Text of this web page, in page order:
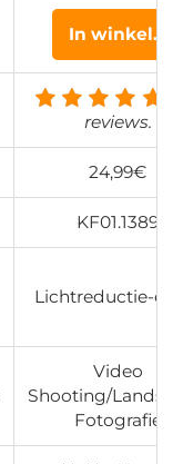
nsity Filter met
en Nanocoating
Poetsdoekjes -
Klear
In
reviews.
24,99€
KF01.1389
Lichtreductie-
Video
Shooting/
Fotografie